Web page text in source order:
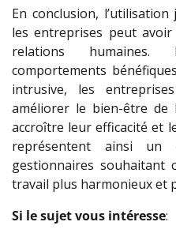
En conclusion,
les entreprises peut
relations humaines.
comportements
intrusive, les
améliorer le bien-être de
accroître leur efficacité et
représentent ainsi
gestionnaires souhaitant
travail plus harmonieux et
Si le sujet vous intéresse: